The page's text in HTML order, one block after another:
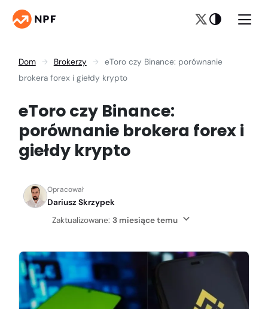
Dom Brokerzy
eToro czy Binance: porównanie
brokera forex i giełdy krypto
eToro czy Binance:
porównanie brokera forex i
giełdy krypto
Opracował
Dariusz Skrzypek
Zaktualizowane: 3 miesiące temu